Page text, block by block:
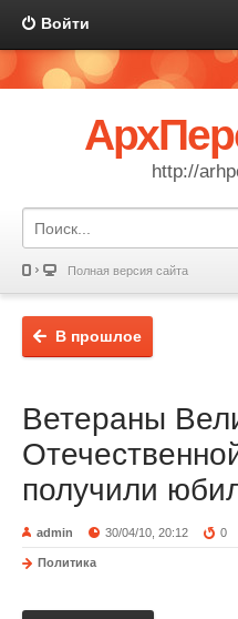
Войти
http://
Полная версия сайта
В прошлое
Ветераны
получили
admin 30/04/10, 20:12 0
Политика